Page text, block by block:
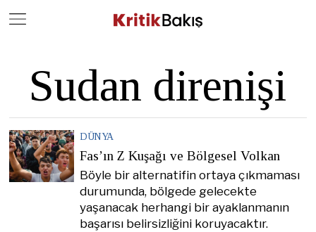
Sudan direnişi
DÜNYA
Fas’ın Z Kuşağı ve Bölgesel Volkan
Böyle bir alternatifin ortaya çıkmaması
durumunda, bölgede gelecekte
yaşanacak herhangi bir ayaklanmanın
başarısı belirsizliğini koruyacaktır.